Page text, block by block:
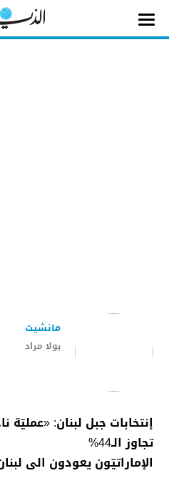
بولا مراد
مانشيت
إنتخابات جبل لبنان: «عمليّة
تجاوز الـ44%
الإماراتيّون يعودون الى